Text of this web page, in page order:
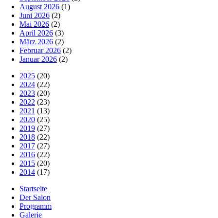
August 2026 (1)
Juni 2026 (2)
Mai 2026 (2)
April 2026 (3)
März 2026 (2)
Februar 2026 (2)
Januar 2026 (2)
2025 (20)
2024 (22)
2023 (20)
2022 (23)
2021 (13)
2020 (25)
2019 (27)
2018 (22)
2017 (27)
2016 (22)
2015 (20)
2014 (17)
Startseite
Der Salon
Programm
Galerie